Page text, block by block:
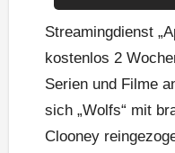
Streamingdienst
kostenlos 2
Serien und Filme
sich „Wolfs“ mit
Clooney